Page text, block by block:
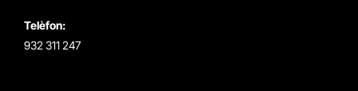
Telèfon:
932 311 247